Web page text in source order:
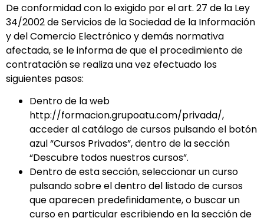
De conformidad con lo exigido por el art. 27 de la Ley
34/2002 de Servicios de la Sociedad de la Información
y del Comercio Electrónico y demás normativa
afectada, se le informa de que el procedimiento de
contratación se realiza una vez efectuado los
siguientes pasos:
Dentro de la web
http://formacion.grupoatu.com/privada/,
acceder al catálogo de cursos pulsando el botón
azul “Cursos Privados”, dentro de la sección
“Descubre todos nuestros cursos”.
Dentro de esta sección, seleccionar un curso
pulsando sobre el dentro del listado de cursos
que aparecen predefinidamente, o buscar un
curso en particular escribiendo en la sección de